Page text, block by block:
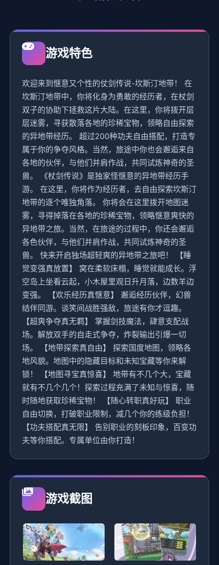
游戏特色
欢迎来到惬意又个性的仗剑传说-坎斯汀地带！ 在
坎斯汀地带中，你将化身为勇敢的经历者，在杖剑
双子的协助下拯救这片大陆。在这里，你将拨开层
层迷雾，寻获散落各地的珍稀宝物，领略自由探索
的异地带经历。 超过200种功夫自由搭配，打造专
属于你的争夺风格。当然，旅途中你也会邂逅来自
各地的伙伴，与他们并肩作战，共同试炼神奇的圣
兽。 《杖剑传说》是独家怪惬意的异地带经历手
游。 在这里，你将作为经历者，去自由探索坎斯汀
地带的逐个唯独角落。 你将会在这里拨开地图迷
雾，寻得掉落在各地的珍稀宝物，领略惬意爽快的
异地带之旅。当然，在旅途的过程中，你还会邂逅
各色伙伴，与他们并肩作战，共同试炼神奇的圣
兽。 快来开启独场超轻爽的异地带之旅吧！ 【睡
觉变强真放置】 窝在柔软床榻，睡觉就能成长。浮
空岛上坐看云起，小木屋里观日升月落，边数羊边
变强。 【欢乐经历真惬意】 邂逅经历伙伴，幻兽
结伴同游。谈笑间战胜强敌，旅途有你才逗趣。
【超爽争夺真无羁】 掌握剑技魔法，肆意支配战
场。解放双手的自走式争夺，炸裂输出引爆一切
场。 【地带探索真自由】 探索国度地图，领略各
地风貌。地图中的隐藏目标和未知宝藏等你来解
锁！ 【地图寻宝真惊喜】 地带有不几个大，宝藏
就有不几个几个！探索过程充满了未知与惊喜，随
时随地获取珍稀宝物！ 【随心转职真好玩】 职业
自由切换，打破职业限制，减几个你的练级负担！
【功夫搭配真无限】 告别职业的刻板印象，百变功
夫等你搭配。专属单位由你打造！
游戏截图